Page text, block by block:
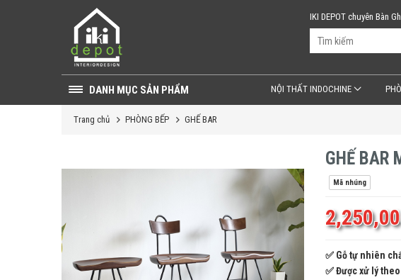
IKI DEPOT chuyên Bàn
DANH MỤC SẢN PHẨM NỘI THẤT INDOCHINE
Trang chủ PHÒNG BẾP GHẾ BAR
GHẾ BAR
Mã nhúng
✅ Gỗ tự nhiên
✅ Được xử lý